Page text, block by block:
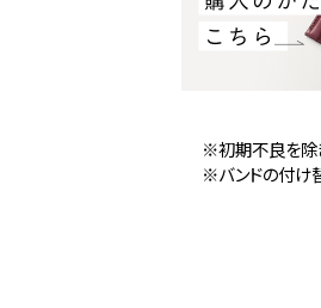
※初期不良を除
※バンドの付け